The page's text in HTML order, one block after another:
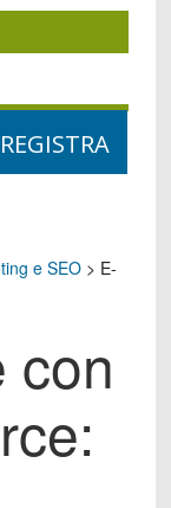
e SEO> E-
con